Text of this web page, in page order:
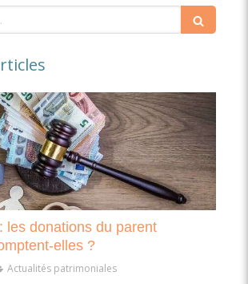
les donations du parent
elles ?
Actualités patrimoniales